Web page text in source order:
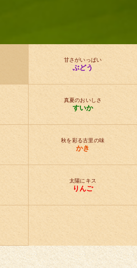
甘さがいっぱい
ぶどう
真夏のおいしさ
すいか
秋を彩る古里の味
かき
太陽にキス
りんご